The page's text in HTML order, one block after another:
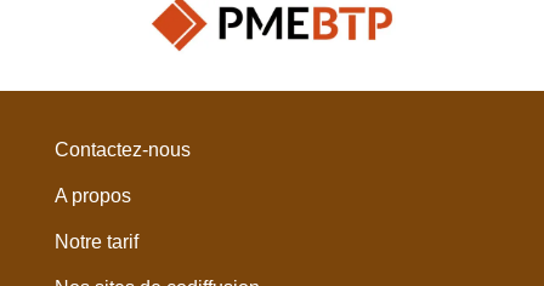
Contactez-nous
A propos
Notre tarif